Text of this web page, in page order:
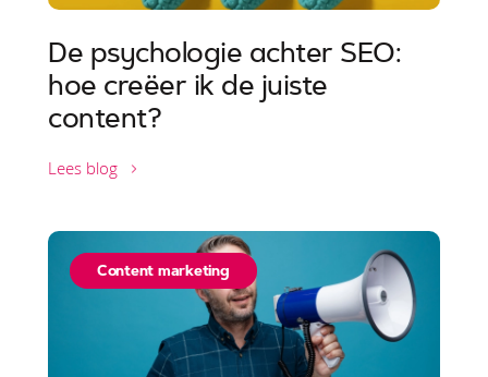
De psychologie achter SEO:
hoe creëer ik de juiste
content?
Lees blog
Content marketing